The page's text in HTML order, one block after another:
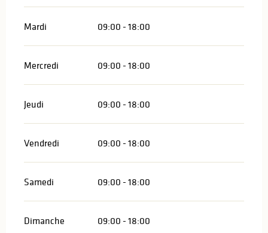
Mardi 09:00 - 18:00
Mercredi 09:00 - 18:00
Jeudi 09:00 - 18:00
Vendredi 09:00 - 18:00
Samedi 09:00 - 18:00
Dimanche 09:00 - 18:00